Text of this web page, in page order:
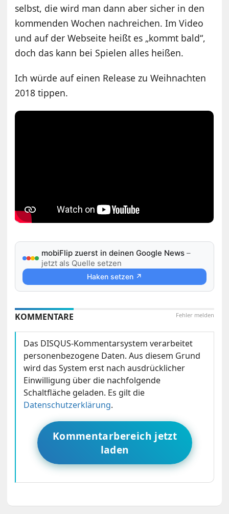
selbst, die wird man dann aber sicher in den
kommenden Wochen nachreichen. Im Video
und auf der Webseite heißt es „kommt bald“,
doch das kann bei Spielen alles heißen.
Ich würde auf einen Release zu Weihnachten
2018 tippen.
mobiFlip zuerst in deinen Google News –
jetzt als Quelle setzen
Haken setzen ↗
Fehler melden
KOMMENTARE
Das DISQUS-Kommentarsystem verarbeitet
personenbezogene Daten. Aus diesem Grund
wird das System erst nach ausdrücklicher
Einwilligung über die nachfolgende
Schaltfläche geladen. Es gilt die
Datenschutzerklärung.
Kommentarbereich jetzt
laden